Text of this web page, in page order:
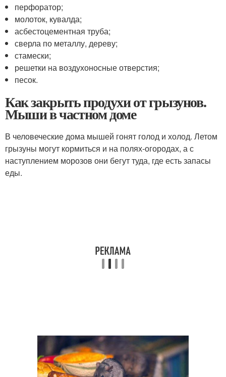
перфоратор;
молоток, кувалда;
асбестоцементная труба;
сверла по металлу, дереву;
стамески;
решетки на воздухоносные отверстия;
песок.
Как закрыть продухи от грызунов.
Мыши в частном доме
В человеческие дома мышей гонят голод и холод. Летом
грызуны могут кормиться и на полях-огородах, а с
наступлением морозов они бегут туда, где есть запасы
еды.